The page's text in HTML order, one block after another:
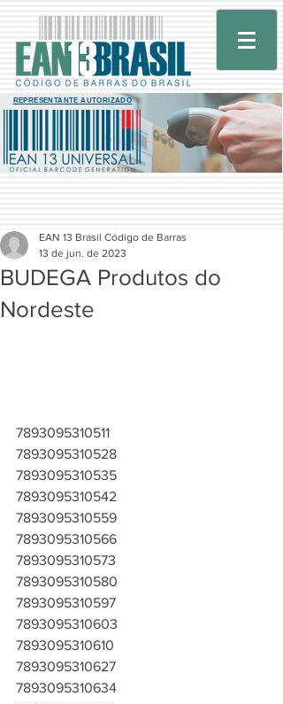
REPRESENTANTE AUTORIZADO
BUDEGA Produtos do
Nordeste
EAN 13 Brasil Código de Barras
13 de jun. de 2023
7893095310511
7893095310528
7893095310535
7893095310542
7893095310559
7893095310566
7893095310573
7893095310580
7893095310597
7893095310603
7893095310610
7893095310627
7893095310634